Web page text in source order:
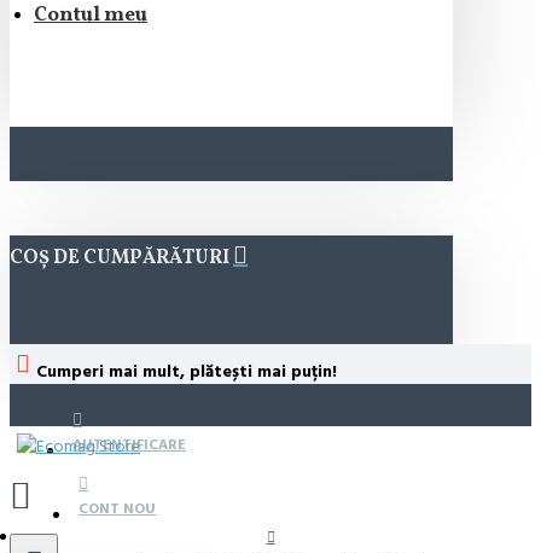
Contul meu
COȘ DE CUMPĂRĂTURI
Cumperi mai mult, plătești mai puțin!
AUTENTIFICARE
CONT NOU